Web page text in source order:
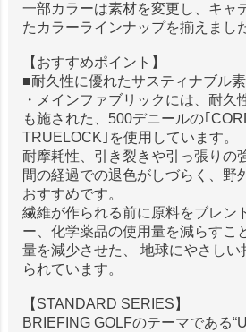
一部カラーは素材を変更し、キャ
たカラーラインナップを揃えまし
【おすすめポイント】
■耐久性に優れたサスティナブル
・メインファブリックには、耐久
も施された、500デニールの｢
TRUELOCK｣を使用しています。
耐摩耗性、引き裂きや引っ張りの
間の経過での退色がしづらく、野
おすすめです。
繊維が作られる前に原料をブレン
ー、化学薬品の使用量を減らすこ
量を減少させた、 地球にやさし
られています。
【STANDARD SERIES】
BRIEFING GOLFのテーマである